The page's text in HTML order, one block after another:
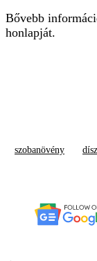
Bővebb
honlapját.
szobanövény